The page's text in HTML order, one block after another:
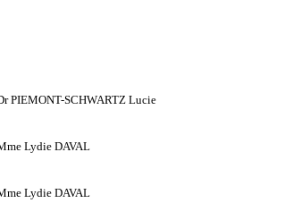
PIEMONT-SCHWARTZ Lucie
Lydie DAVAL
Lydie DAVAL